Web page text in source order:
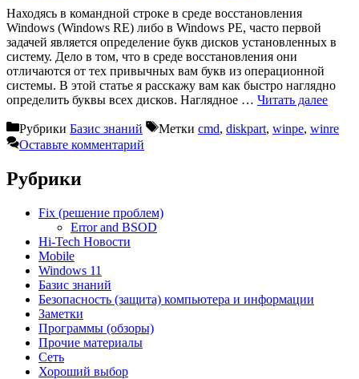
Находясь в командной строке в среде восстановления
Windows (Windows RE) либо в Windows PE, часто первой
задачей является определение букв дисков установленных в
систему. Дело в том, что в среде восстановления они
отличаются от тех привычных вам букв из операционной
системы. В этой статье я расскажу вам как быстро наглядно
определить буквы всех дисков. Наглядное … Читать далее
Рубрики Базис знаний Метки cmd, diskpart, winpe, winre
Оставьте комментарий
Рубрики
Fix (решение проблем)
Error and BSOD
Hi-Tech Новости
Mobile
Windows 11
Базис знаний
Безопасность (защита) компьютера и информации
Заметки
Программы (обзоры)
Прочие материалы
Сеть
Хороший выбор